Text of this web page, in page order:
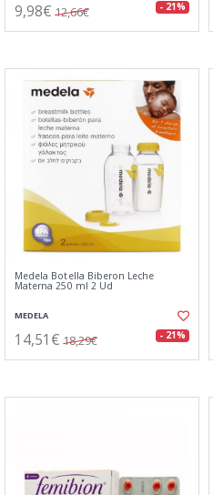
9,98€ 12,66€ - 21%
Medela Botella Biberon Leche
Materna 250 ml 2 Ud
MEDELA
14,51€ 18,29€ - 21%